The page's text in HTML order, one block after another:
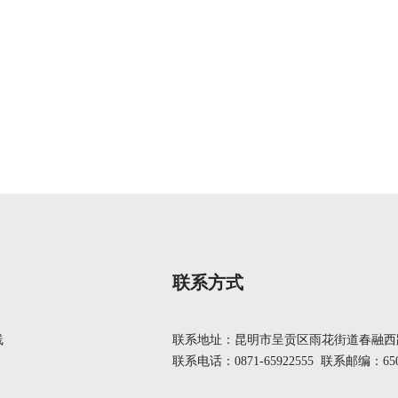
联系方式
联系地址：昆明市呈贡区雨花街道春融西
联系电话：0871-65922555 联系邮编：